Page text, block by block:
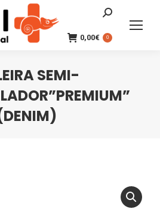
Search:
0,00€ 0
SEMI-